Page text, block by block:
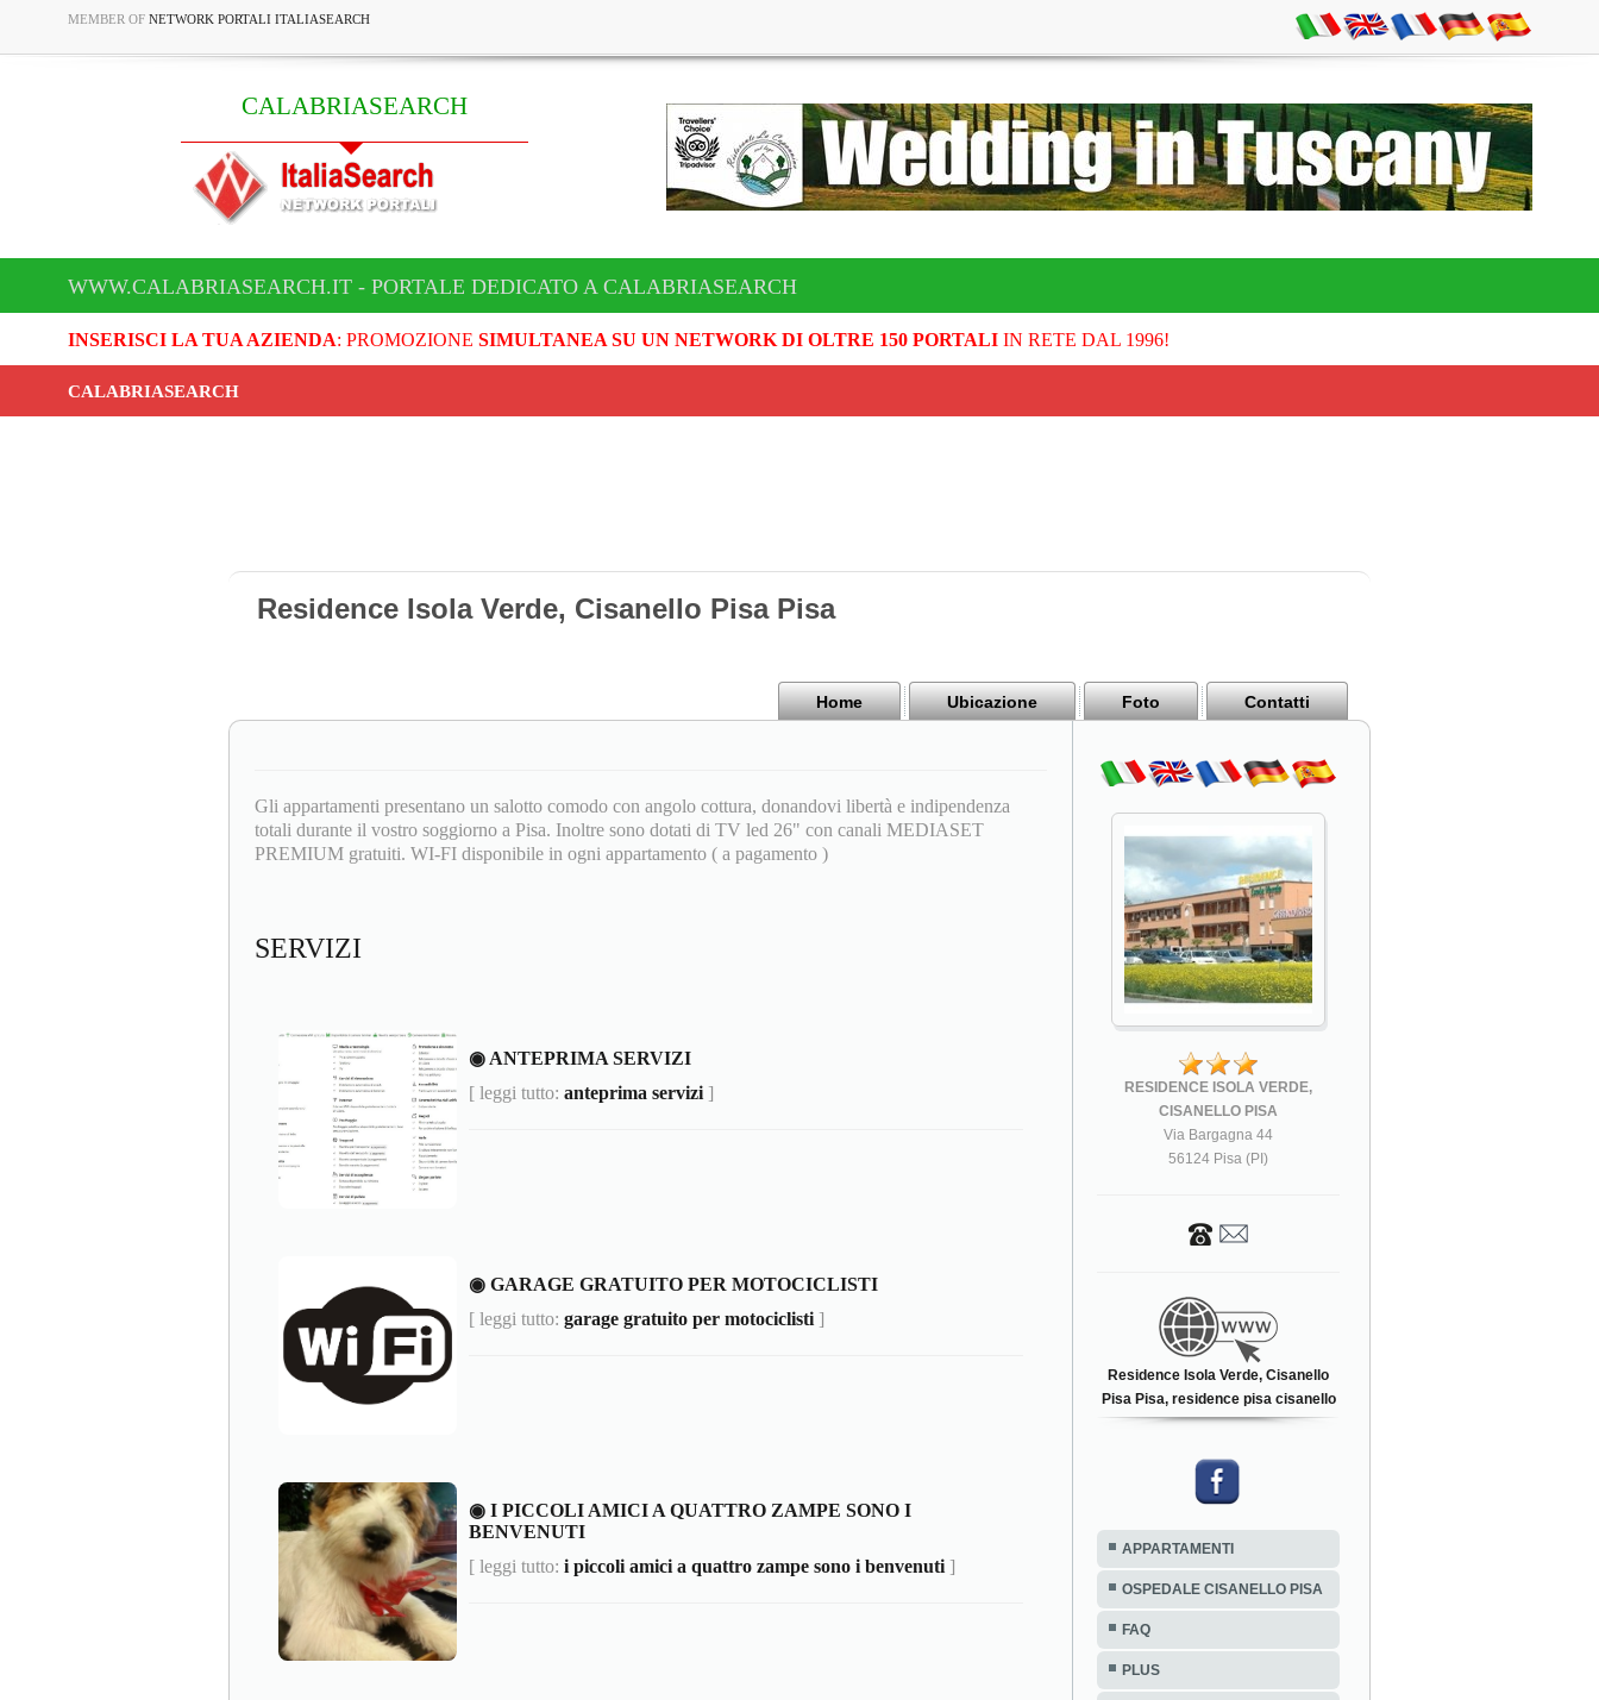
MEMBER OF NETWORK PORTALI ITALIASEARCH
CALABRIASEARCH
WWW.CALABRIASEARCH.IT - PORTALE DEDICATO A CALABRIASEARCH
INSERISCI LA TUA AZIENDA: PROMOZIONE SIMULTANEA SU UN NETWORK DI OLTRE 150 PORTALIIN RETE DAL 1996!
CALABRIASEARCH
Residence Isola Verde, Cisanello Pisa Pisa
Home Ubicazione Foto Contatti
Gli appartamenti presentano un salotto comodo con angolo cottura, donandovi libertà e indipendenza
totali durante il vostro soggiorno a Pisa. Inoltre sono dotati di TV led 26" con canali MEDIASET
PREMIUM gratuiti. WI-FI disponibile in ogni appartamento ( a pagamento )
SERVIZI
◉ ANTEPRIMA SERVIZI
[ leggi tutto: anteprima servizi ]
◉ GARAGE GRATUITO PER MOTOCICLISTI
[ leggi tutto: garage gratuito per motociclisti ]
◉ I PICCOLI AMICI A QUATTRO ZAMPE SONO I
BENVENUTI
[ leggi tutto: i piccoli amici a quattro zampe sono i benvenuti ]
RESIDENCE ISOLA VERDE,
CISANELLO PISA
Via Bargagna 44
56124 Pisa (PI)
Residence Isola Verde, Cisanello
Pisa Pisa, residence pisa cisanello
APPARTAMENTI
OSPEDALE CISANELLO PISA
FAQ
PLUS